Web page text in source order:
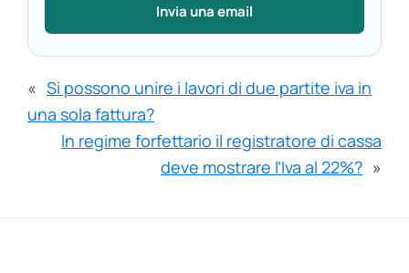
Invia una email
« Si possono unire i lavori di due partite iva in
una sola fattura?
In regime forfettario il registratore di cassa
deve mostrare l’Iva al 22%? »